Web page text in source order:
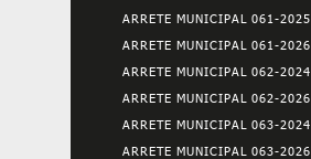
ARRETE MUNICIPAL 061-2025
ARRETE MUNICIPAL 061-2026
ARRETE MUNICIPAL 062-2024
ARRETE MUNICIPAL 062-2026
ARRETE MUNICIPAL 063-2024
ARRETE MUNICIPAL 063-2026